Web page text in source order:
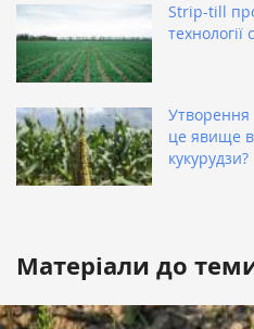
Strip-till
технології
Утворення
це явище
кукурудзи?
Матеріали до